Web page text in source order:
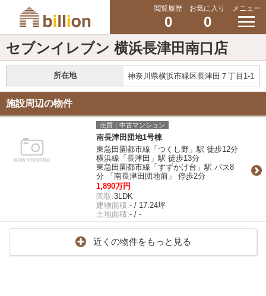
閲覧履歴
0
お気に入り
0
メニュー
セブンイレブン 横浜長津田南口店
所在地 神奈川県横浜市緑区長津田７丁目1-1
施設周辺の物件
売買｜中古マンション
南長津田団地1号棟
東急田園都市線「つくし野」駅 徒歩12分
横浜線「長津田」駅 徒歩13分
東急田園都市線「すずかけ台」駅 バス8
分 「南長津田団地前」 停歩2分
1,890万円
間取:3LDK
建物面積:- / 17.24坪
土地面積:- / -
近くの物件をもっと見る